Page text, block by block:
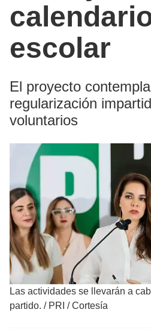
escolar
El proyecto
regularización
voluntarios
Las actividades se llevarán a
partido. / PRI / Cortesía